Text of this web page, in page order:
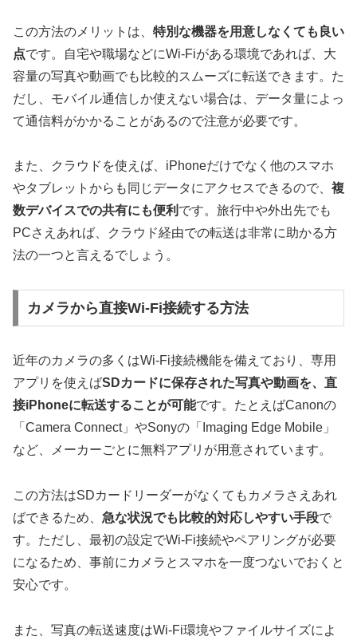
この方法のメリットは、 特別な機器を用意しなくても良い
点です。自宅や職場などにWi-Fiがある環境であれば、大
容量の写真や動画でも比較的スムーズに転送できます。た
だし、モバイル通信しか使えない場合は、データ量によっ
て通信料がかかることがあるので注意が必要です。
また、クラウドを使えば、iPhoneだけでなく他のスマホ
やタブレットからも同じデータにアクセスできるので、 複
数デバイスでの共有にも便利 です。旅行中や外出先でも
PCさえあれば、クラウド経由での転送は非常に助かる方
法の一つと言えるでしょう。
カメラから直接Wi-Fi接続する方法
近年のカメラの多くはWi-Fi接続機能を備えており、専用
アプリを使えばSDカードに保存された写真や動画を、直
接iPhoneに転送することが可能です。たとえばCanonの
「Camera Connect」やSonyの「Imaging Edge Mobile」
など、メーカーごとに無料アプリが用意されています。
この方法はSDカードリーダーがなくてもカメラさえあれ
ばできるため、 急な状況でも比較的対応しやすい手段で
す。ただし、最初の設定でWi-Fi接続やペアリングが必要
になるため、事前にカメラとスマホを一度つないでおくと
安心です。
また、写真の転送速度はWi-Fi環境やファイルサイズによ